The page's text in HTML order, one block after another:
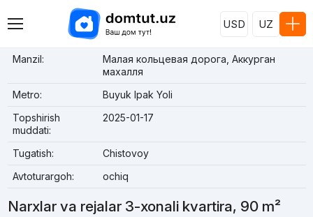
USD UZ
Manzil:
Малая кольцевая дорога, Аккурган
махалля
Metro:
Buyuk Ipak Yoli
Topshirish
muddati:
2025-01-17
Tugatish:
Chistovoy
Avtoturargoh:
ochiq
Narxlar va rejalar 3-xonali kvartira, 90 m²